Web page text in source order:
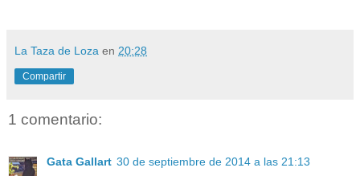
La Taza de Loza en 20:28
Compartir
1 comentario:
Gata Gallart 30 de septiembre de 2014 a las 21:13